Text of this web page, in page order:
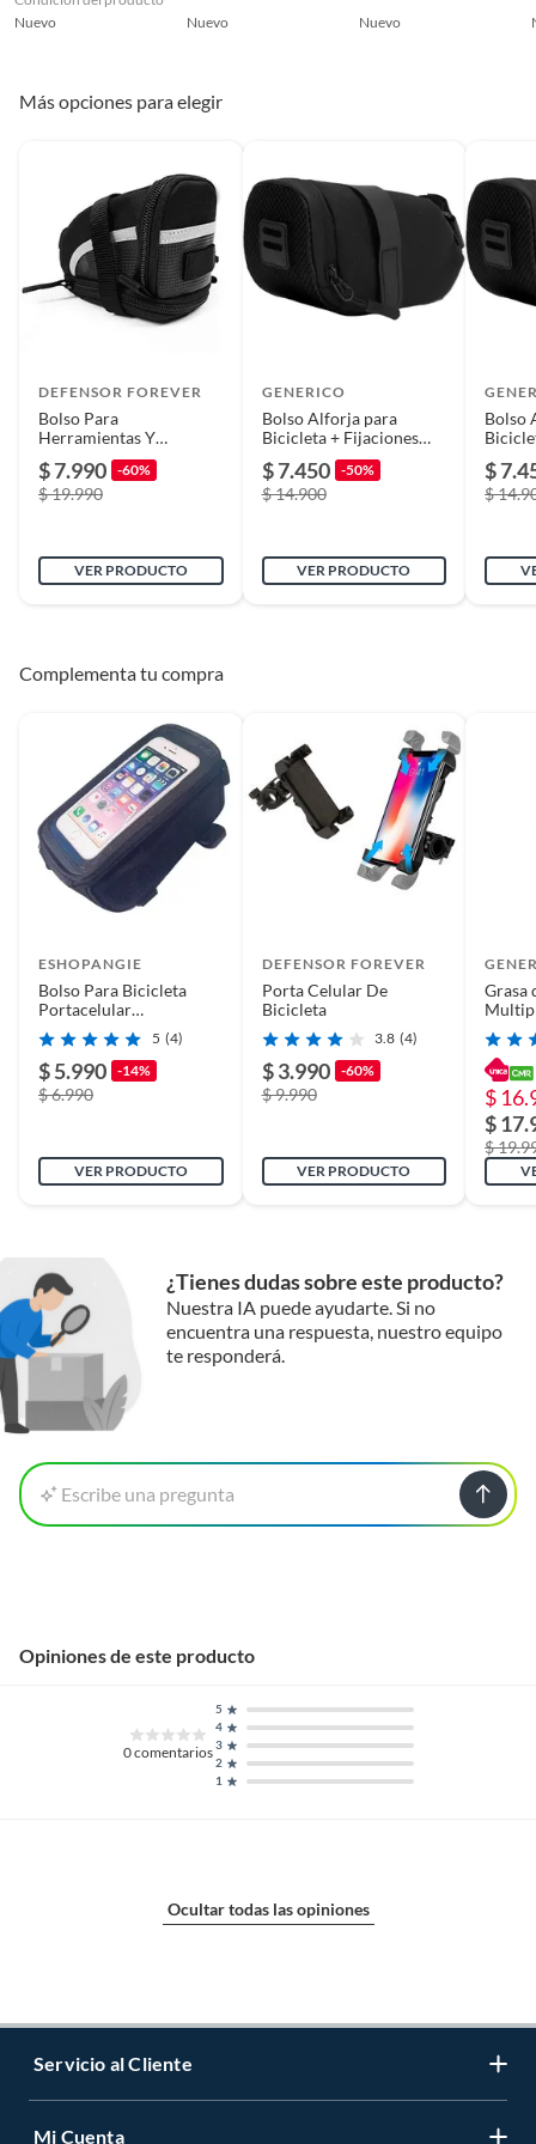
Material
Disciplina
Ancho 15
Tipo Accesorio
Repuesto
Mochilas y bolsos
Nuevo
Nuevo Nuevo
Más opciones para elegir
DEFENSOR FOREVER
Bolso Para
Herramientas Y
Accesorios
$ 7.990 -60%
$ 19.990
VER PRODUCTO
GENERICO
Bolso Alforja para
Bicicleta + Fijaciones
para Sillín
$ 7.450 -50%
$ 14.900
VER PRODUCTO
Bolso
$
$
Complementa tu compra
ESHOPANGIE
Bolso Para Bicicleta
Portacelular
Herramientas Touch
5 (4)
$ 5.990 -14%
$ 6.990
VER PRODUCTO
DEFENSOR FOREVER
Porta Celular De
Bicicleta
3.8 (4)
$ 3.990 -60%
$ 9.990
VER PRODUCTO
Grasa
$
$
$
¿Tienes dudas sobre este producto?
Nuestra IA puede ayudarte. Si no
encuentra una respuesta, nuestro equipo
te responderá.
Escribe una pregunta
Opiniones de este producto
0comentarios
1
2
3
4
5
Ocultar todas las opiniones
Servicio al Cliente
Contáctanos
Mi Cuenta